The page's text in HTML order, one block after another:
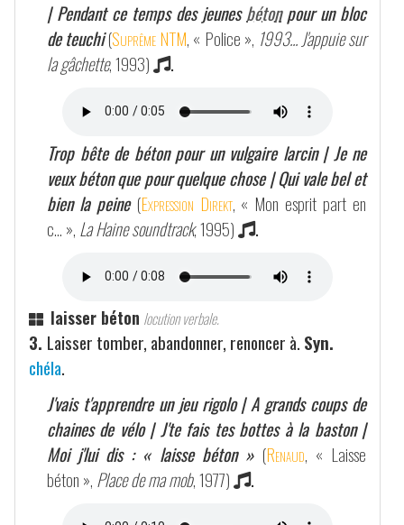
| Pendant ce temps des jeunesbétonpour un bloc
de teuchi (Suprême NTM, « Police », 1993... J'appuie sur
la gâchette, 1993) .
Trop bête de béton pour un vulgaire larcin | Je ne
veux béton que pour quelque chose | Qui vale bel et
bien la peine (Expression Direkt, « Mon esprit part en
c… », La Haine soundtrack, 1995) .
laisser béton locution verbale.
3. Laisser tomber, abandonner, renoncer à. Syn.
chéla.
J'vais t'apprendre un jeu rigolo | A grands coups de
chaines de vélo | J'te fais tes bottes à la baston |
Moi j'lui dis : « laisse béton » (Renaud, « Laisse
béton », Place de ma mob, 1977) .